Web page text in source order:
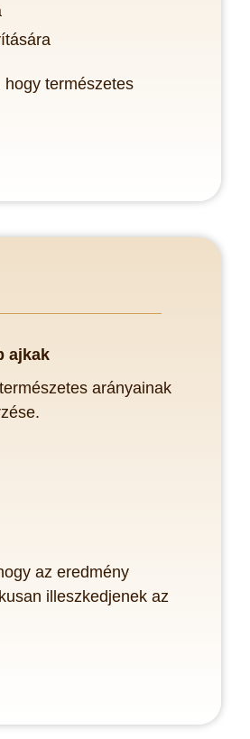
természetes
ajkak
arányainak
az eredmény
illeszkedjenek az